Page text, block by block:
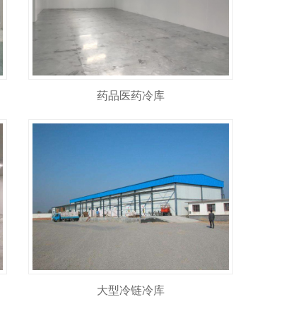
药品医药冷库
大型冷链冷库